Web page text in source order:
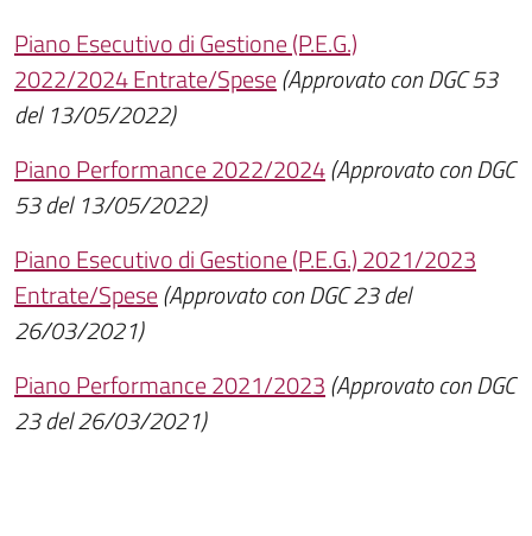
Piano Esecutivo di Gestione (P.E.G.)
2022/2024 Entrate/Spese(Approvato con DGC 53
del 13/05/2022)
Piano Performance 2022/2024(Approvato con DGC
53 del 13/05/2022)
Piano Esecutivo di Gestione (P.E.G.) 2021/2023
Entrate/Spese(Approvato con DGC 23 del
26/03/2021)
Piano Performance 2021/2023(Approvato con DGC
23 del 26/03/2021)